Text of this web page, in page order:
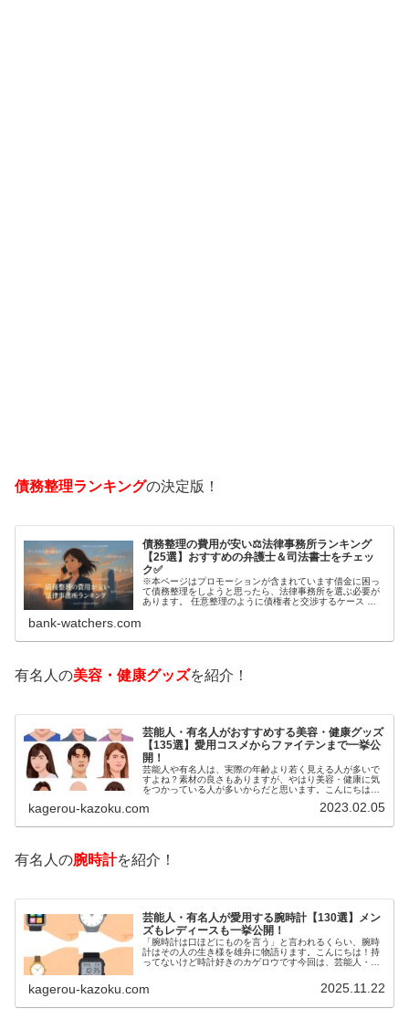
債務整理ランキングの決定版！
債務整理の費用が安い⚖️法律事務所ランキング
【25選】おすすめの弁護士＆司法書士をチェッ
ク✅
※本ページはプロモーションが含まれています借金に困っ
て債務整理をしようと思ったら、法律事務所を選ぶ必要が
あります。 任意整理のように債権者と交渉するケース 自
bank-watchers.com
有名人の美容・健康グッズを紹介！
芸能人・有名人がおすすめする美容・健康グッズ
【135選】愛用コスメからファイテンまで一挙公
開！
芸能人や有名人は、実際の年齢より若く見える人が多いで
すよね？素材の良さもありますが、やはり美容・健康に気
をつかっている人が多いからだと思います。こんにちは！
いるのでしょうか？今回は、芸能人…
kagerou-kazoku.com 2023.02.05
有名人の腕時計を紹介！
芸能人・有名人が愛用する腕時計【130選】メン
ズもレディースも一挙公開！
「腕時計は口ほどにものを言う」と言われるくらい、腕時
計はその人の生き様を雄弁に物語ります。こんにちは！持
ってないけど時計好きのカゲロウです今回は、芸能人・有
kagerou-kazoku.com 2025.11.22